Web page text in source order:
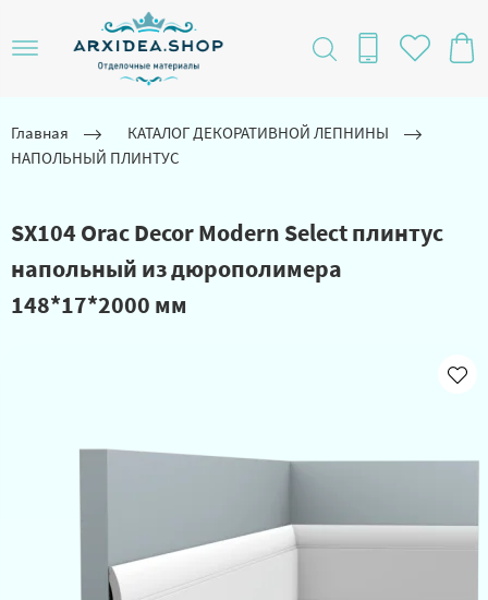
Главная
КАТАЛОГ ДЕКОРАТИВНОЙ ЛЕПНИНЫ
НАПОЛЬНЫЙ ПЛИНТУС
SX104 Orac Decor Modern Select плинтус
напольный из дюрополимера
148*17*2000 мм